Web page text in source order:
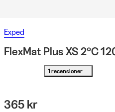
Exped
FlexMat Plus XS 2°C
1 recensioner
365 kr